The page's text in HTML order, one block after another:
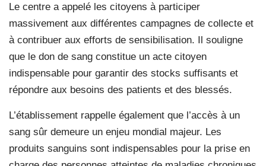
Le centre a appelé les citoyens à participer
massivement aux différentes campagnes de collecte et
à contribuer aux efforts de sensibilisation. Il souligne
que le don de sang constitue un acte citoyen
indispensable pour garantir des stocks suffisants et
répondre aux besoins des patients et des blessés.
L’établissement rappelle également que l’accès à un
sang sûr demeure un enjeu mondial majeur. Les
produits sanguins sont indispensables pour la prise en